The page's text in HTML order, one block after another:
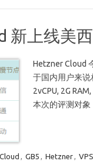
新上线美
Hetzner Cloud
于国内用户来
2vCPU, 2G
本次的评测对
Cloud , GB5 , Hetzner, VPS